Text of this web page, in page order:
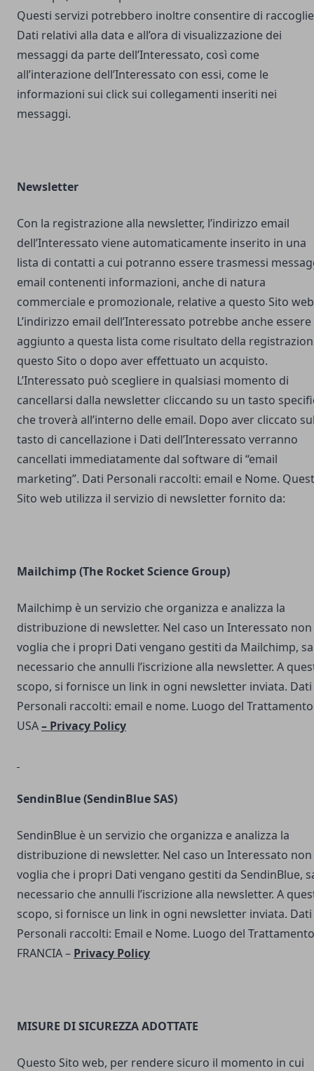
Questi servizi potrebbero inoltre consentire di
Dati relativi alla data e all’ora di visualizzazione dei
messaggi da parte dell’Interessato, così come
all’interazione dell’Interessato con essi, come le
informazioni sui click sui collegamenti inseriti nei
messaggi.
Newsletter
Con la registrazione alla newsletter, l’indirizzo email
dell’Interessato viene automaticamente inserito in una
lista di contatti a cui potranno essere trasmessi
email contenenti informazioni, anche di natura
commerciale e promozionale, relative a questo Sito
L’indirizzo email dell’Interessato potrebbe anche essere
aggiunto a questa lista come risultato della
questo Sito o dopo aver effettuato un acquisto.
L’Interessato può scegliere in qualsiasi momento di
cancellarsi dalla newsletter cliccando su un tasto
che troverà all’interno delle email. Dopo aver cliccato
tasto di cancellazione i Dati dell’Interessato verranno
cancellati immediatamente dal software di “email
marketing”. Dati Personali raccolti: email e Nome.
Sito web utilizza il servizio di newsletter fornito da:
Mailchimp (The Rocket Science Group)
Mailchimp è un servizio che organizza e analizza la
distribuzione di newsletter. Nel caso un Interessato non
voglia che i propri Dati vengano gestiti da Mailchimp,
necessario che annulli l’iscrizione alla newsletter. A
scopo, si fornisce un link in ogni newsletter inviata. Dati
Personali raccolti: email e nome. Luogo del
USA– Privacy Policy
SendinBlue(SendinBlue SAS)
SendinBlue è un servizio che organizza e analizza la
distribuzione di newsletter. Nel caso un Interessato non
voglia che i propri Dati vengano gestiti da SendinBlue,
necessario che annulli l’iscrizione alla newsletter. A
scopo, si fornisce un link in ogni newsletter inviata. Dati
Personali raccolti: Email e Nome. Luogo del
FRANCIA – Privacy Policy
MISURE DI SICUREZZA ADOTTATE
Questo Sito web, per rendere sicuro il momento in cui